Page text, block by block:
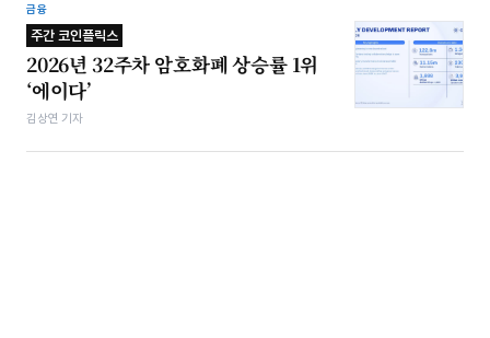
금융
주간 코인플릭스
2026년 32주차 암호화폐 상승률 1위
‘에이다’
김상연 기자